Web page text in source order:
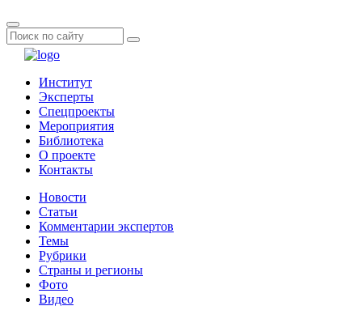
Институт
Эксперты
Спецпроекты
Мероприятия
Библиотека
О проекте
Контакты
Новости
Статьи
Комментарии экспертов
Темы
Рубрики
Страны и регионы
Фото
Видео